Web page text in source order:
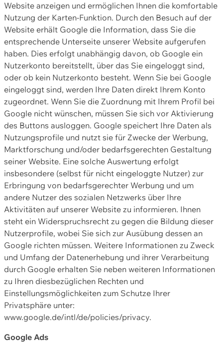
Website anzeigen und ermöglichen Ihnen die komfortable
Nutzung der Karten-Funktion. Durch den Besuch auf der
Website erhält Google die Information, dass Sie die
entsprechende Unterseite unserer Website aufgerufen
haben. Dies erfolgt unabhängig davon, ob Google ein
Nutzerkonto bereitstellt, über das Sie eingeloggt sind,
oder ob kein Nutzerkonto besteht. Wenn Sie bei Google
eingeloggt sind, werden Ihre Daten direkt Ihrem Konto
zugeordnet. Wenn Sie die Zuordnung mit Ihrem Profil bei
Google nicht wünschen, müssen Sie sich vor Aktivierung
des Buttons ausloggen. Google speichert Ihre Daten als
Nutzungsprofile und nutzt sie für Zwecke der Werbung,
Marktforschung und/oder bedarfsgerechten Gestaltung
seiner Website. Eine solche Auswertung erfolgt
insbesondere (selbst für nicht eingeloggte Nutzer) zur
Erbringung von bedarfsgerechter Werbung und um
andere Nutzer des sozialen Netzwerks über Ihre
Aktivitäten auf unserer Website zu informieren. Ihnen
steht ein Widerspruchsrecht zu gegen die Bildung dieser
Nutzerprofile, wobei Sie sich zur Ausübung dessen an
Google richten müssen. Weitere Informationen zu Zweck
und Umfang der Datenerhebung und ihrer Verarbeitung
durch Google erhalten Sie neben weiteren Informationen
zu Ihren diesbezüglichen Rechten und
Einstellungsmöglichkeiten zum Schutze Ihrer
Privatsphäre unter:
www.google.de/intl/de/policies/privacy.
Google Ads